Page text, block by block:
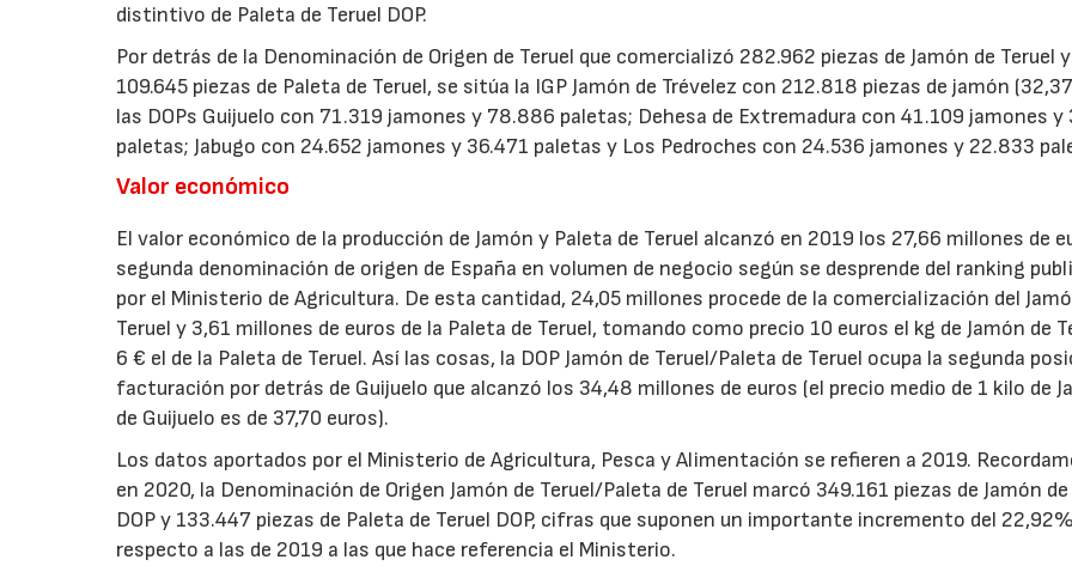
distintivo de Paleta de Teruel DOP.
Por detrás de la Denominación de Origen de Teruel que comercializó 282.962 piezas de Jamón de Teruel y
109.645 piezas de Paleta de Teruel, se sitúa la IGP Jamón de Trévelez con 212.818 piezas de jamón
las DOPs Guijuelo con 71.319 jamones y 78.886 paletas; Dehesa de Extremadura con 41.109 jamones y
paletas; Jabugo con 24.652 jamones y 36.471 paletas y Los Pedroches con 24.536 jamones y 22.833
Valor económico
El valor económico de la producción de Jamón y Paleta de Teruel alcanzó en 2019 los 27,66 millones de
segunda denominación de origen de España en volumen de negocio según se desprende del ranking
por el Ministerio de Agricultura. De esta cantidad, 24,05 millones procede de la comercialización del
Teruel y 3,61 millones de euros de la Paleta de Teruel, tomando como precio 10 euros el kg de Jamón de
6 € el de la Paleta de Teruel. Así las cosas, la DOP Jamón de Teruel/Paleta de Teruel ocupa la segunda
facturación por detrás de Guijuelo que alcanzó los 34,48 millones de euros (el precio medio de 1 kilo de
de Guijuelo es de 37,70 euros).
Los datos aportados por el Ministerio de Agricultura, Pesca y Alimentación se refieren a 2019.
en 2020, la Denominación de Origen Jamón de Teruel/Paleta de Teruel marcó 349.161 piezas de Jamón de
DOP y 133.447 piezas de Paleta de Teruel DOP, cifras que suponen un importante incremento del
respecto a las de 2019 a las que hace referencia el Ministerio.
23/07/2026 30/07/2026